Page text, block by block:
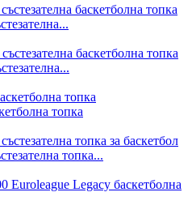
топка
топка...